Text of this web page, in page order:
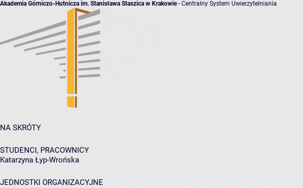
Akademia Górniczo-Hutnicza im. Stanisława Staszica w Krakowie- Centralny System Uwierzytelniania
NA SKRÓTY
STUDENCI, PRACOWNICY
Katarzyna Łyp-Wrońska
JEDNOSTKI ORGANIZACYJNE